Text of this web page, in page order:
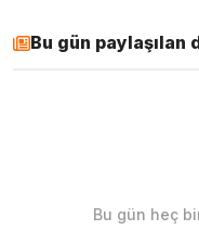
Bu gün paylaşılan
Bu gün heç